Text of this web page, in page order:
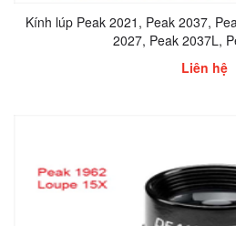
Kính lúp Peak 2021, Peak 2037,
2027, Peak 2037L,
Liên hệ